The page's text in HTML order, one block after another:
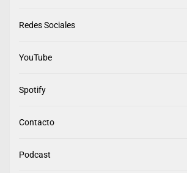
Redes Sociales
YouTube
Spotify
Contacto
Podcast